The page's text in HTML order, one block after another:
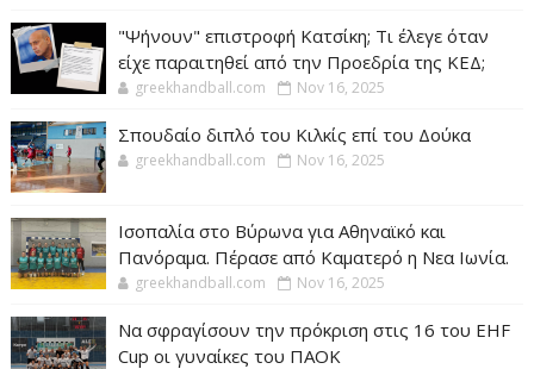
"Ψήνουν" επιστροφή Κατσίκη; Τι έλεγε όταν
είχε παραιτηθεί από την Προεδρία της ΚΕΔ;
greekhandball.com Nov 16, 2025
Σπουδαίο διπλό του Κιλκίς επί του Δούκα
greekhandball.com Nov 16, 2025
Ισοπαλία στο Βύρωνα για Αθηναϊκό και
Πανόραμα. Πέρασε από Καματερό η Νεα Ιωνία.
greekhandball.com Nov 16, 2025
Να σφραγίσουν την πρόκριση στις 16 του EHF
Cup οι γυναίκες του ΠΑΟΚ